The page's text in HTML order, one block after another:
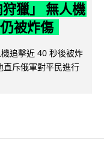
獵」 無人機
被炸傷
追擊近 40 秒後被炸
直斥俄軍對平民進行